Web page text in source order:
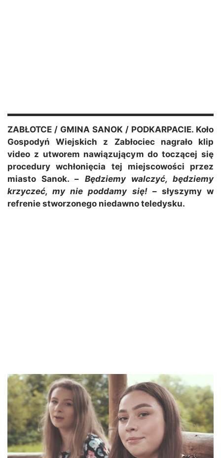
ZABŁOTCE / GMINA SANOK / PODKARPACIE. Koło
Gospodyń Wiejskich z Zabłociec nagrało klip
video z utworem nawiązującym do toczącej się
procedury wchłonięcia tej miejscowości przez
miasto Sanok. – Będziemy walczyć, będziemy
krzyczeć, my nie poddamy się!– słyszymy w
refrenie stworzonego niedawno teledysku.